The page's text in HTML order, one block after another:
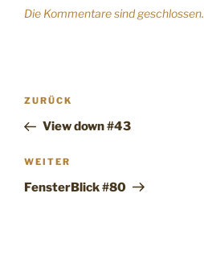
Die Kommentare sind geschlossen.
Beitragsnavigation
Vorheriger
Beitrag
ZURÜCK
View down #43
Nächster
Beitrag
WEITER
FensterBlick #80